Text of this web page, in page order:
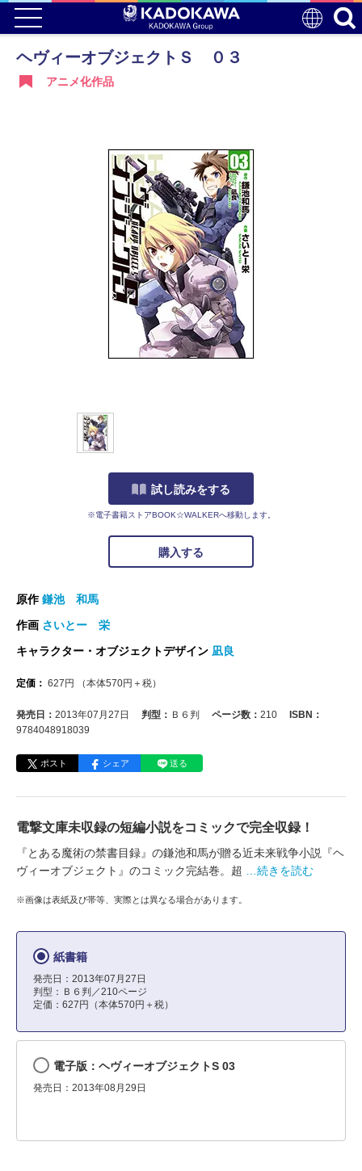
ヘヴィーオブジェクトＳ ０３
アニメ化作品
試し読みをする
※電子書籍ストアBOOK☆WALKERへ移動します。
購入する
原作鎌池 和馬
作画 さいとー 栄
キャラクター・オブジェクトデザイン 凪良
定価： 627 円 （本体570円＋税）
発売日： 2013年07月27日 判型： Ｂ６判 ページ数： 210
ISBN：
9784048918039
ポスト シェア 送る
電撃文庫未収録の短編小説をコミックで完全収録！
『とある魔術の禁書目録』の鎌池和馬が贈る近未来戦争小説『ヘ
ヴィーオブジェクト』のコミック完結巻。超
…続きを読む
※画像は表紙及び帯等、実際とは異なる場合があります。
紙書籍
発売日：2013年07月27日
判型：Ｂ６判／210ページ
定価：627円（本体570円＋税）
電子版：ヘヴィーオブジェクトS 03
発売日：2013年08月29日